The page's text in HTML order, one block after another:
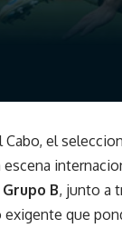
el
Grupo B, junto a
exigente que